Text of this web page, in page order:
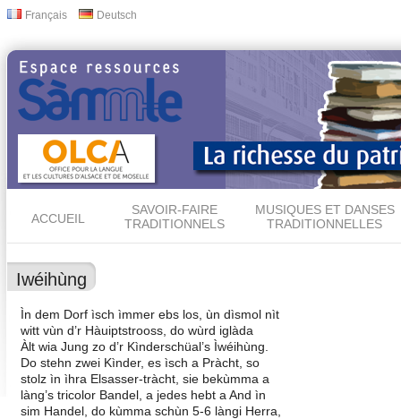
Français Deutsch
ACCUEIL
SAVOIR-FAIRE
TRADITIONNELS
MUSIQUES ET DANSES
TRADITIONNELLES
Iwéihùng
Ìn dem Dorf ìsch ìmmer ebs los, ùn dìsmol nìt
witt vùn d’r Hàuiptstrooss, do wùrd iglàda
Àlt wia Jung zo d’r Kìnderschüal’s Ìwéihùng.
Do stehn zwei Kìnder, es ìsch a Pràcht, so
stolz ìn ìhra Elsasser-tràcht, sie bekùmma a
làng’s tricolor Bandel, a jedes hebt a And ìn
sim Handel, do kùmma schùn 5-6 làngi Herra,